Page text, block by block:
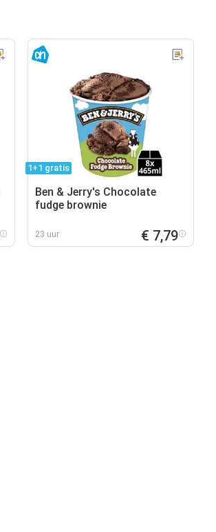
1+1 gratis
Ben & Jerry's Chocolate
fudge brownie
23 uur € 7,79